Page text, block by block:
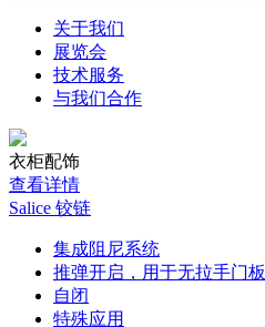
关于我们
展览会
技术服务
与我们合作
衣柜配饰
查看详情
Salice 铰链
集成阻尼系统
推弹开启，用于无拉手门板
自闭
特殊应用